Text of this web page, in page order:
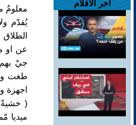
اخر الافلام
معلومٌ
يُقدّم
عن او
جيْ بهم
طغت
اجهزة
( خشيةً
ميديا